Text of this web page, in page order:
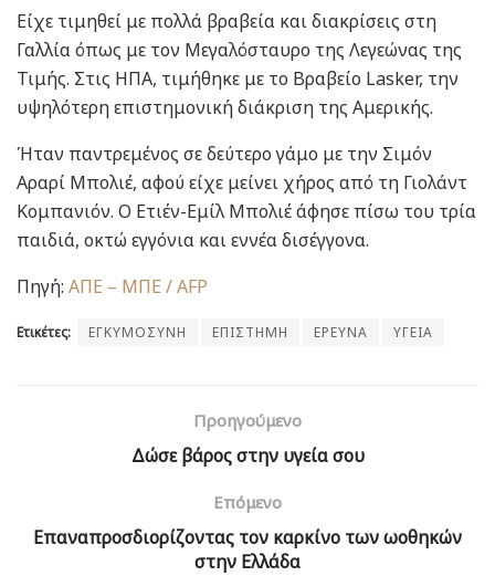
Είχε τιμηθεί με πολλά βραβεία και διακρίσεις στη
Γαλλία όπως με τον Μεγαλόσταυρο της Λεγεώνας της
Τιμής. Στις ΗΠΑ, τιμήθηκε με το Βραβείο Lasker, την
υψηλότερη επιστημονική διάκριση της Αμερικής.
Ήταν παντρεμένος σε δεύτερο γάμο με την Σιμόν
Αραρί Μπολιέ, αφού είχε μείνει χήρος από τη Γιολάντ
Κομπανιόν. Ο Ετιέν-Εμίλ Μπολιέ άφησε πίσω του τρία
παιδιά, οκτώ εγγόνια και εννέα δισέγγονα.
Πηγή: ΑΠΕ – ΜΠΕ / AFP
Ετικέτες: ΕΓΚΥΜΟΣΥΝΗ ΕΠΙΣΤΗΜΗ ΕΡΕΥΝΑ ΥΓΕΙΑ
Προηγούμενο
Δώσε βάρος στην υγεία σου
Επόμενο
Επαναπροσδιορίζοντας τον καρκίνο των ωοθηκών
στην Ελλάδα